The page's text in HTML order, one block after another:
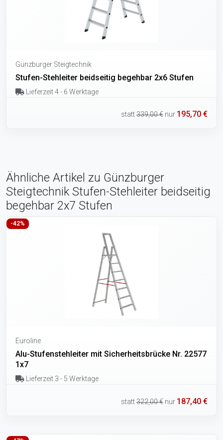
Günzburger Steigtechnik
Stufen-Stehleiter beidseitig begehbar 2x6 Stufen
Lieferzeit 4 - 6 Werktage
statt339,00 € nur 195,70 €
Ähnliche Artikel zu Günzburger
Steigtechnik Stufen-Stehleiter beidseitig
begehbar 2x7 Stufen
-42%
Euroline
Alu-Stufenstehleiter mit Sicherheitsbrücke Nr. 22577
1x7
Lieferzeit 3 - 5 Werktage
statt322,00 € nur 187,40 €